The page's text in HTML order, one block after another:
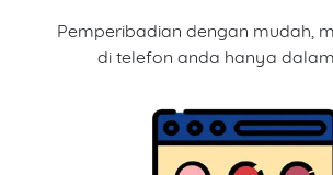
Pemperibadian dengan mudah,
di telefon anda hanya